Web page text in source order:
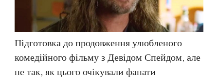
Підготовка до продовження улюбленого
комедійного фільму з Девідом Спейдом, але
не так, як цього очікували фанати